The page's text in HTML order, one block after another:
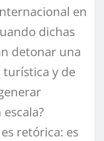
en
dichas
detonar una
y de
retórica: es